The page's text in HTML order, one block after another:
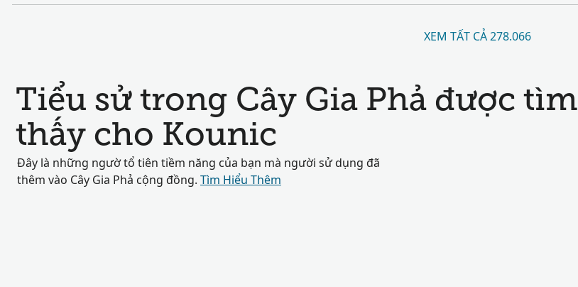
XEM TẤT CẢ 278.066
Tiểu sử trong Cây Gia Phả được tìm
thấy cho Kounic
Đây là những ngườ tổ tiên tiềm năng của bạn mà người sử dụng đã
thêm vào Cây Gia Phả cộng đồng. Tìm Hiểu Thêm